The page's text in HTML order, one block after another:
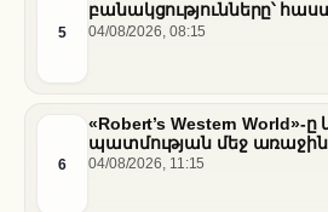
5
բանակցությունները՝
միջնորդությամբ
04/08/2026, 08:15
6
«Robert’s Western World»-
պատմության մեջ առաջին
«Nissan Stadium»
04/08/2026, 11:15